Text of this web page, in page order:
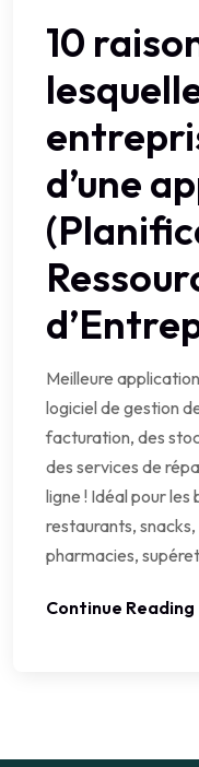
10
d’une
Meilleure
logiciel de gestion
facturation, des
des services de
ligne ! Idéal pour
restaurants,
pharmacies,
Continue Reading